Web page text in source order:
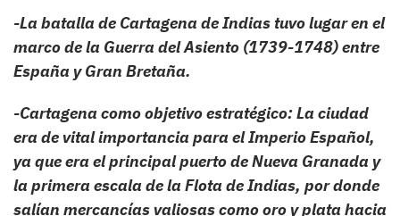
-La batalla de Cartagena de Indias tuvo lugar en el
marco de la Guerra del Asiento (1739-1748) entre
España y Gran Bretaña.
-Cartagena como objetivo estratégico: La ciudad
era de vital importancia para el Imperio Español,
ya que era el principal puerto de Nueva Granada y
la primera escala de la Flota de Indias, por donde
salían mercancías valiosas como oro y plata hacia